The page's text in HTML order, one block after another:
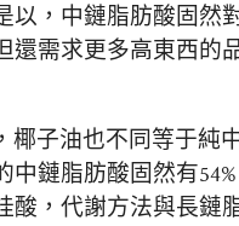
以，中鏈脂肪酸固然
還需求更多高東西的
椰子油也不同等于純
中鏈脂肪酸固然有
酸，代謝方法與長鏈